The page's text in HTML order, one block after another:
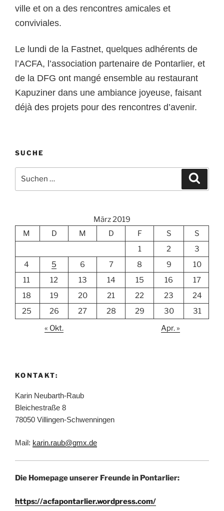
ville et on a des rencontres amicales et
conviviales.
Le lundi de la Fastnet, quelques adhérents de
l’ACFA, l’association partenaire de Pontarlier, et
de la DFG ont mangé ensemble au restaurant
Kapuziner dans une ambiance joyeuse, faisant
déjà des projets pour des rencontres d’avenir.
SUCHE
nach:
März 2019
M
D M D F S
S
1
2
3
4
5 6 7 8 9
10
11
12 13 14 15 16
17
18
19 20 21 22 23
24
25
26 27 28 29 30
31
« Okt.
Apr. »
KONTAKT:
Karin Neubarth-Raub
Bleichestraße 8
78050 Villingen-Schwenningen
Mail: karin.raub@gmx.de
Die Homepage unserer Freunde in Pontarlier:
https://acfapontarlier.wordpress.com/